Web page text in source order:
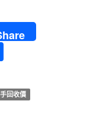
Max二手回收價最優
回收價